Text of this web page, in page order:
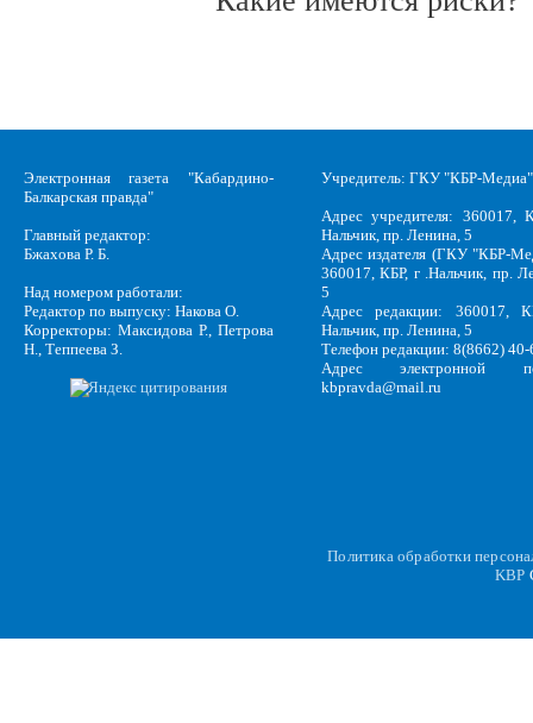
Электронная газета "Кабардино-
Балкарская правда"
Главный редактор:
Бжахова Р. Б.
Над номером работали:
Редактор по выпуску: Накова О.
Корректоры: Максидова Р., Петрова
Н., Теппеева З.
Учредитель: ГКУ "КБР-Медиа"
Адрес учредителя: 360017,
Нальчик, пр. Ленина, 5
Адрес издателя (ГКУ "КБР-
360017, КБР, г .Нальчик, пр.
5
Адрес редакции: 360017,
Нальчик, пр. Ленина, 5
Телефон редакции: 8(8662)
Адрес электронной
kbpravda@mail.ru
Политика обработки
KBP